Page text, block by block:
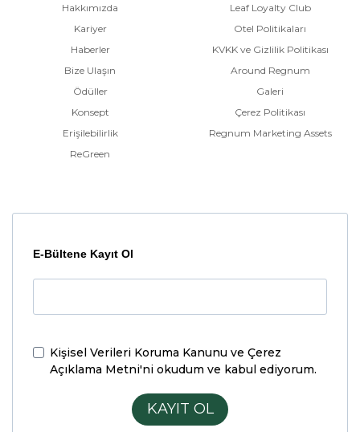
Hakkımızda
Kariyer
Haberler
Bize Ulaşın
Ödüller
Konsept
Erişilebilirlik
ReGreen
Leaf Loyalty Club
Otel Politikaları
KVKK ve Gizlilik Politikası
Around Regnum
Galeri
Çerez Politikası
Regnum Marketing Assets
E-Bültene Kayıt Ol
Kişisel Verileri Koruma Kanunu ve Çerez
Açıklama Metni'ni okudum ve kabul ediyorum.
KAYIT OL